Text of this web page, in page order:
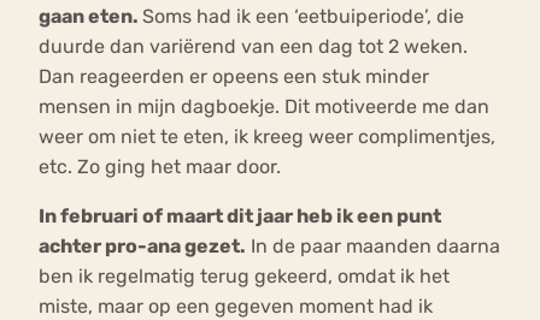
gaan eten. Soms had ik een ‘eetbuiperiode’, die
duurde dan variërend van een dag tot 2 weken.
Dan reageerden er opeens een stuk minder
mensen in mijn dagboekje. Dit motiveerde me dan
weer om niet te eten, ik kreeg weer complimentjes,
etc. Zo ging het maar door.
In februari of maart dit jaar heb ik een punt
achter pro-ana gezet. In de paar maanden daarna
ben ik regelmatig terug gekeerd, omdat ik het
miste, maar op een gegeven moment had ik